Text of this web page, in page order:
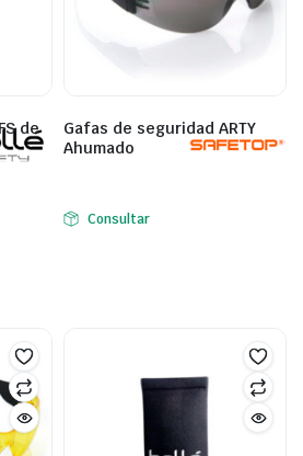
de
Gafas de seguridad ARTY
Ahumado
Consultar